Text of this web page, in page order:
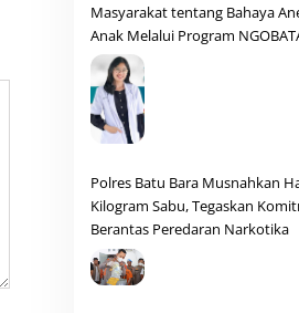
Masyarakat tentang Bahaya
Anak Melalui Program
Polres Batu Bara Musnahkan
Kilogram Sabu, Tegaskan
Berantas Peredaran Narkotika